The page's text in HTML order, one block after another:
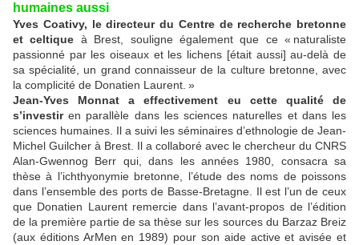
humaines aussi
Yves Coativy, le directeur du Centre de recherche bretonne
et celtique à Brest, souligne également que ce « naturaliste
passionné par les oiseaux et les lichens [était aussi] au-delà de
sa spécialité, un grand connaisseur de la culture bretonne, avec
la complicité de Donatien Laurent. »
Jean-Yves Monnat a effectivement eu cette qualité de
s’investiren parallèle dans les sciences naturelles et dans les
sciences humaines. Il a suivi les séminaires d’ethnologie de Jean-
Michel Guilcher à Brest. Il a collaboré avec le chercheur du CNRS
Alan-Gwennog Berr qui, dans les années 1980, consacra sa
thèse à l’ichthyonymie bretonne, l’étude des noms de poissons
dans l’ensemble des ports de Basse-Bretagne. Il est l’un de ceux
que Donatien Laurent remercie dans l’avant-propos de l’édition
de la première partie de sa thèse sur les sources du Barzaz Breiz
(aux éditions ArMen en 1989) pour son aide active et avisée et